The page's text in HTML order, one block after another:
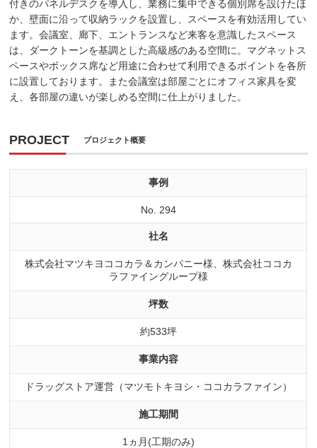
付きのパネルデスクを導入し、業務に集中できる個別席を設けたほ
か、壁面に沿って収納ラックを設置し、スペースを有効活用してい
ます。会議室、廊下、エントランスなど来客を意識したスペース
は、ダークトーンを基調とした高級感のある空間に。マグネットス
ペースやボックス席など用途に合わせて利用できるポイントを各所
に設置しております。また会議室は部屋ごとにオフィス家具を変
え、各部屋の違いが楽しめる空間に仕上がりました。
PROJECT プロジェクト概要
事例
No. 294
社名
株式会社マツキヨココカラ＆カンパニー様、株式会社ココカ
ラファイングループ様
坪数
約533坪
事業内容
ドラッグストア運営（マツモトキヨシ・ココカラファイン）
施工期間
1ヵ月(工期のみ)